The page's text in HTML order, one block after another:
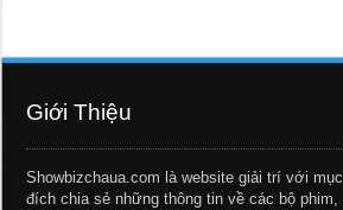
Giới Thiệu
Showbizchaua.com là website giải trí với mục
đích chia sẻ những thông tin về các bộ phim,